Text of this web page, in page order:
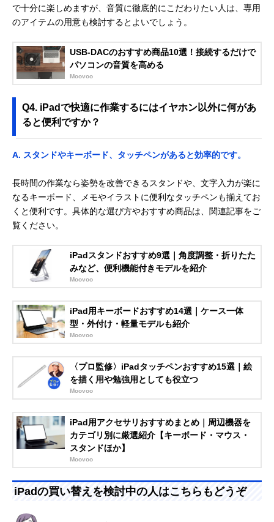
で十分に楽しめますが、音質に徹底的にこだわりたい人は、専用
のアイテムの用意も検討するとよいでしょう。
USB-DACのおすすめ商品10選！接続するだけで
パソコンの音質を高める
Moovoo
Q4. iPadで快適に作業するにはイヤホン以外に何があ
ると便利ですか？
A. スタンドやキーボード、タッチペンがあると効率的です。
長時間の作業なら姿勢を改善できるスタンドや、文字入力が楽に
なるキーボード、メモやイラストに便利なタッチペンも揃えてお
くと便利です。具体的な選び方やおすすめ商品は、関連記事をご
覧ください。
iPadスタンドおすすめ9選｜角度調整・折りたた
みなど、便利機能付きモデルを紹介
Moovoo
iPad用キーボードおすすめ14選｜ケース一体
型・外付け・軽量モデルも紹介
Moovoo
〈プロ監修〉iPadタッチペンおすすめ15選｜絵
を描く用や勉強用としても役立つ
Moovoo
iPad用アクセサリおすすめまとめ｜周辺機器を
カテゴリ別に厳選紹介【キーボード・マウス・
スタンドほか】
Moovoo
iPadの買い替えを検討中の人はこちらもどうぞ